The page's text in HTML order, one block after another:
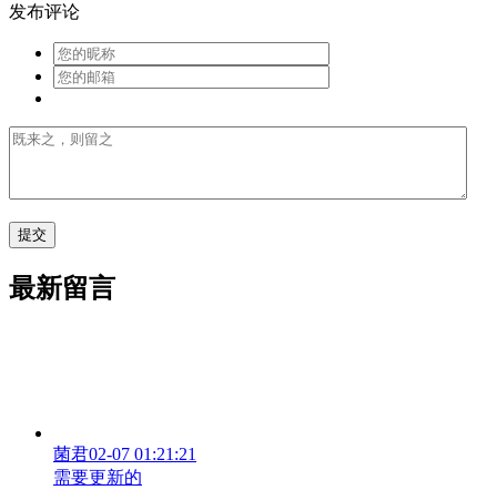
发布评论
最新留言
菌君02-07 01:21:21
需要更新的